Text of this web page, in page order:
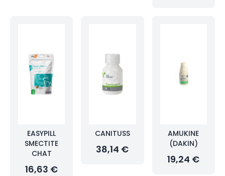
EASYPILL
SMECTITE
CHAT
16,63 €
CANITUSS
38,14 €
AMUKINE
(DAKIN)
19,24 €